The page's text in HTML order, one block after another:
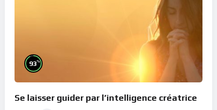
93%
Se laisser guider par l’intelligence créatrice